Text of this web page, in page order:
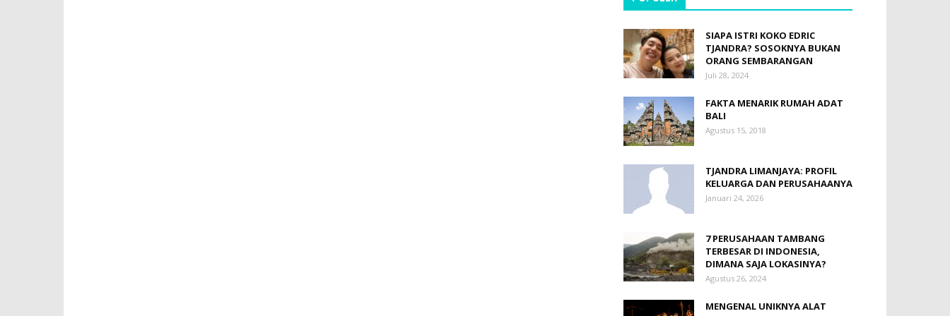
SIAPA ISTRI KOKO EDRIC
TJANDRA? SOSOKNYA BUKAN
ORANG SEMBARANGAN
Juli 28, 2024
FAKTA MENARIK RUMAH ADAT
BALI
Agustus 15, 2018
TJANDRA LIMANJAYA: PROFIL
KELUARGA DAN PERUSAHAANYA
Januari 24, 2026
7 PERUSAHAAN TAMBANG
TERBESAR DI INDONESIA,
DIMANA SAJA LOKASINYA?
Agustus 26, 2024
MENGENAL UNIKNYA ALAT